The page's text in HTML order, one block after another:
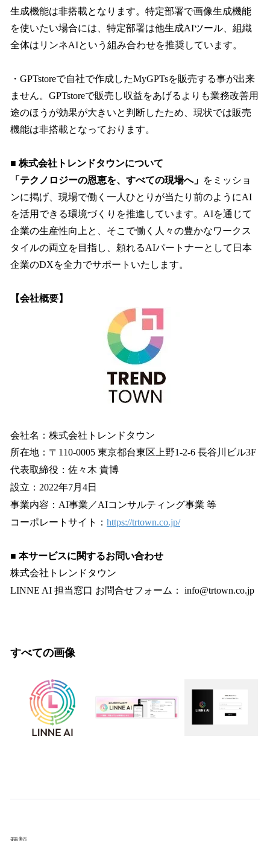
生成機能は非搭載となります。特定部署で画像生成機能
を使いたい場合には、特定部署は他生成AIツール、組織
全体はリンネAIという組み合わせを推奨しています。
・GPTstoreで自社で作成したMyGPTsを販売する事が出来
ません。GPTstoreで販売し収益をあげるよりも業務改善用
途のほうが効果が大きいと判断したため、現状では販売
機能は非搭載となっております。
■ 株式会社トレンドタウンについて
「テクノロジーの恩恵を、すべての現場へ」 をミッショ
ンに掲げ、現場で働く一人ひとりが当たり前のようにAI
を活用できる環境づくりを推進しています。AIを通じて
企業の生産性向上と、そこで働く人々の豊かなワークス
タイルの両立を目指し、頼れるAIパートナーとして日本
企業のDXを全力でサポートいたします。
【会社概要】
会社名：株式会社トレンドタウン
所在地：〒110-0005 東京都台東区上野1-2-6 長谷川ビル3F
代表取締役：佐々木 貴博
設立：2022年7月4日
事業内容：AI事業／AIコンサルティング事業 等
コーポレートサイト： https://trtown.co.jp/
■ 本サービスに関するお問い合わせ
株式会社トレンドタウン
LINNE AI 担当窓口 お問合せフォーム： info@trtown.co.jp
すべての画像